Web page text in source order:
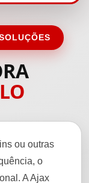
ou outras
o
A Ajax